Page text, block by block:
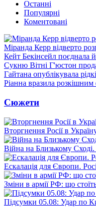
Останні
Популярні
Коментовані
Міранда Керр відверто
Кейт Бекінсейл поєднала
Сукню Вітні Г'юстон
Гайтана опублікувала
Ріанна вразила розкішним
Сюжети
Вторгнення Росії в
Війна на Близькому
Ескалація для Європи.
Зміни в армії РФ: що
Підсумки 05.08: Удар по